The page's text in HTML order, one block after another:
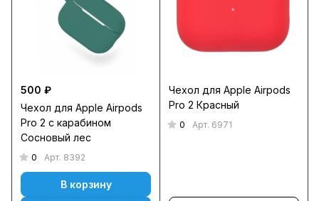
500 ₽
Чехол для Apple Airpods
Pro 2 с карабином
Сосновый лес
0 Арт. 8392
В корзину
Чехол для Apple Airpods
Pro 2 Красный
0 Арт. 6971